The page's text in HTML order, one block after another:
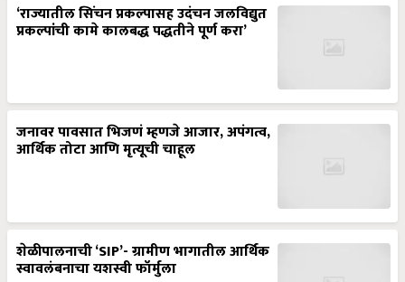
‘राज्यातील सिंचन प्रकल्पासह उदंचन जलविद्युत
प्रकल्पांची कामे कालबद्ध पद्धतीने पूर्ण करा’
जनावर पावसात भिजणं म्हणजे आजार, अपंगत्व,
आर्थिक तोटा आणि मृत्यूची चाहूल
शेळीपालनाची ‘SIP’- ग्रामीण भागातील आर्थिक
स्वावलंबनाचा यशस्वी फॉर्मुला